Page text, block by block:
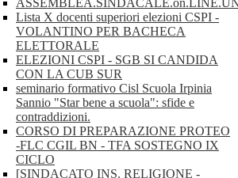
Lista X docenti superiori elezioni CSPI -
VOLANTINO PER BACHECA
ELETTORALE
ELEZIONI CSPI - SGB SI CANDIDA
CON LA CUB SUR
seminario formativo Cisl Scuola Irpinia
Sannio "Star bene a scuola": sfide e
contraddizioni.
CORSO DI PREPARAZIONE PROTEO
-FLC CGIL BN - TFA SOSTEGNO IX
CICLO
[SINDACATO INS. RELIGIONE -